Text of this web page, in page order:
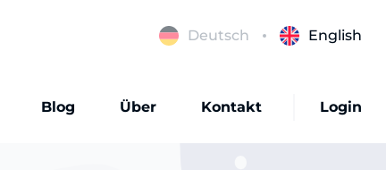
Deutsch English
Blog Über Kontakt Login